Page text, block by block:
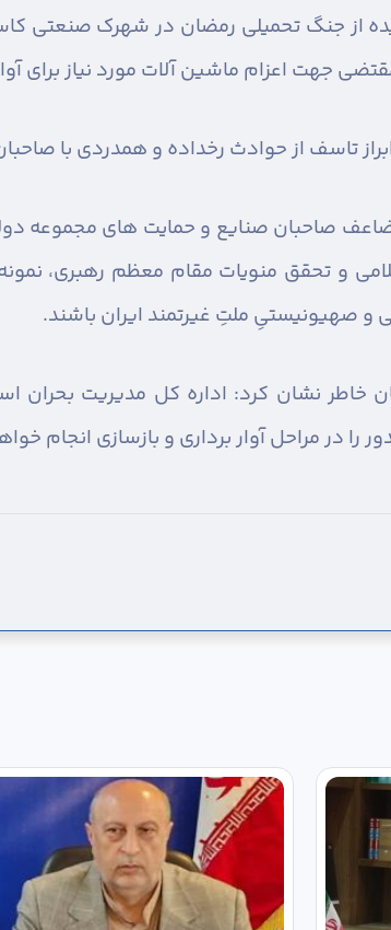
از جنگ تحمیلی رمضان در شهرک صنعتی
جهت اعزام ماشین آلات مورد نیاز برای
تاسف از حوادث رخداده و همدردی با
صاحبان صنایع و حمایت های مجموعه
و تحقق منویات مقام معظم رهبری،
و صهیونیستیِ ملتِ غیرتمند ایران باشند.
خاطر نشان کرد: اداره کل مدیریت
را در مراحل آوار برداری و بازسازی انجام